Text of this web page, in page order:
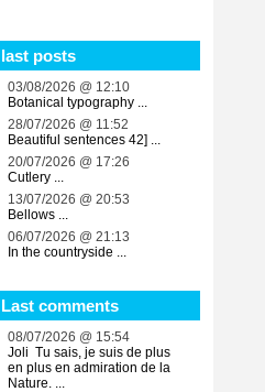
last posts
03/08/2026 @ 12:10
Botanical typography ...
28/07/2026 @ 11:52
Beautiful sentences 42] ...
20/07/2026 @ 17:26
Cutlery ...
13/07/2026 @ 20:53
Bellows ...
06/07/2026 @ 21:13
In the countryside ...
Last comments
08/07/2026 @ 15:54
Joli Tu sais, je suis de plus
en plus en admiration de la
Nature. ...